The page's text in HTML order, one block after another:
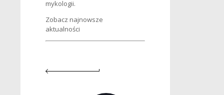
mykologii.
Zobacz najnowsze
aktualności